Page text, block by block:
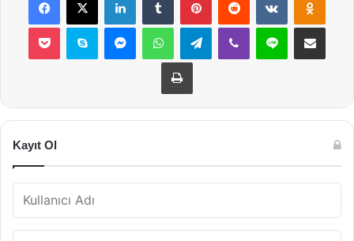
Pocket Skype MessengerWhatsAppTelegramViber Line E-Posta ile
Yazdır
Kayıt Ol